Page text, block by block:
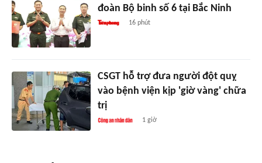
đoàn Bộ binh số 6 tại Bắc Ninh
16 phút
CSGT hỗ trợ đưa người đột quỵ
vào bệnh viện kịp 'giờ vàng' chữa
trị
1 giờ